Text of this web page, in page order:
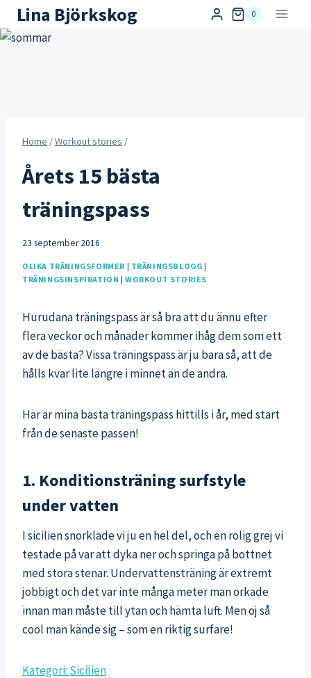
Skip
to
content
Lina Björkskog 0
Home /Workout stories /
Årets 15 bästa
träningspass
23 september 2016
OLIKA TRÄNINGSFORMER | TRÄNINGSBLOGG |
TRÄNINGSINSPIRATION |WORKOUT STORIES
Hurudana träningspass är så bra att du ännu efter
flera veckor och månader kommer ihåg dem som ett
av de bästa? Vissa träningspass är ju bara så, att de
hålls kvar lite längre i minnet än de andra.
Här är mina bästa träningspass hittills i år, med start
från de senaste passen!
1. Konditionsträning surfstyle
under vatten
I sicilien snorklade vi ju en hel del, och en rolig grej vi
testade på var att dyka ner och springa på bottnet
med stora stenar. Undervattensträning är extremt
jobbigt och det var inte många meter man orkade
innan man måste till ytan och hämta luft. Men oj så
cool man kände sig – som en riktig surfare!
Kategori: Sicilien